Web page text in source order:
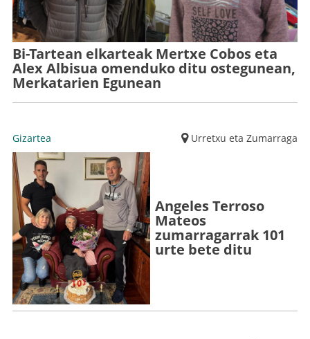
Bi-Tartean elkarteak Mertxe Cobos eta
Alex Albisua omenduko ditu ostegunean,
Merkatarien Egunean
Gizartea Urretxu eta Zumarraga
Angeles Terroso
Mateos
zumarragarrak 101
urte bete ditu